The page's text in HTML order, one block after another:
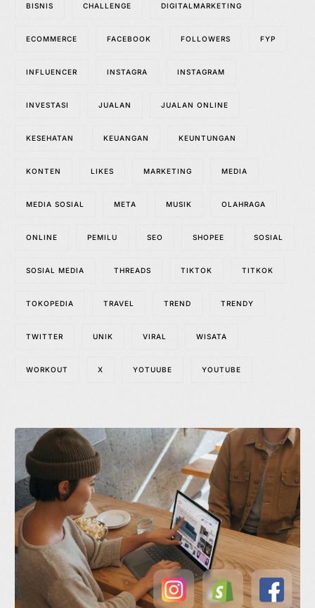
BISNIS CHALLENGE DIGITALMARKETING
ECOMMERCE FACEBOOK FOLLOWERS FYP
INFLUENCER INSTAGRA INSTAGRAM
INVESTASI JUALAN JUALAN ONLINE
KESEHATAN KEUANGAN KEUNTUNGAN
KONTEN LIKES MARKETING MEDIA
MEDIA SOSIAL META MUSIK OLAHRAGA
ONLINE PEMILU SEO SHOPEE SOSIAL
SOSIAL MEDIA THREADS TIKTOK TITKOK
TOKOPEDIA TRAVEL TREND TRENDY
TWITTER UNIK VIRAL WISATA
WORKOUT X YOTUUBE YOUTUBE